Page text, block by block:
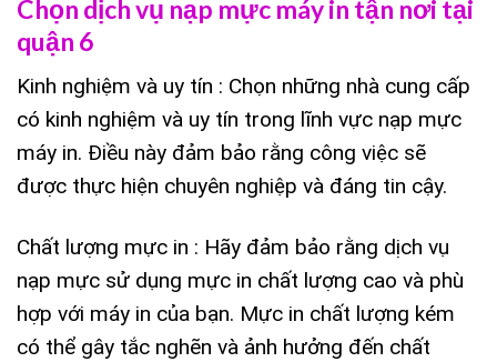
Chọn dịch vụ nạp mực máy in tận nơi tại
quận 6
Kinh nghiệm và uy tín : Chọn những nhà cung cấp
có kinh nghiệm và uy tín trong lĩnh vực nạp mực
máy in. Điều này đảm bảo rằng công việc sẽ
được thực hiện chuyên nghiệp và đáng tin cậy.
Chất lượng mực in : Hãy đảm bảo rằng dịch vụ
nạp mực sử dụng mực in chất lượng cao và phù
hợp với máy in của bạn. Mực in chất lượng kém
có thể gây tắc nghẽn và ảnh hưởng đến chất